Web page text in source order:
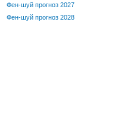
Фен-шуй прогноз 2027
Фен-шуй прогноз 2028